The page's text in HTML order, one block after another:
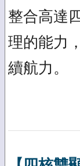
整合高達
理的能力
續航力。